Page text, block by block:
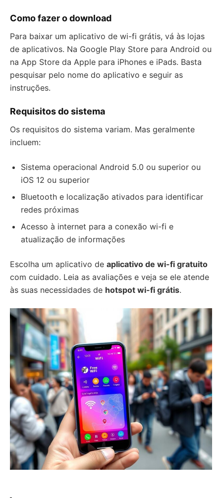
Como fazer o download
Para baixar um aplicativo de wi-fi grátis, vá às lojas
de aplicativos. Na Google Play Store para Android ou
na App Store da Apple para iPhones e iPads. Basta
pesquisar pelo nome do aplicativo e seguir as
instruções.
Requisitos do sistema
Os requisitos do sistema variam. Mas geralmente
incluem:
Sistema operacional Android 5.0 ou superior ou
iOS 12 ou superior
Bluetooth e localização ativados para identificar
redes próximas
Acesso à internet para a conexão wi-fi e
atualização de informações
Escolha um aplicativo de aplicativo de wi-fi gratuito
com cuidado. Leia as avaliações e veja se ele atende
às suas necessidades de hotspot wi-fi grátis.